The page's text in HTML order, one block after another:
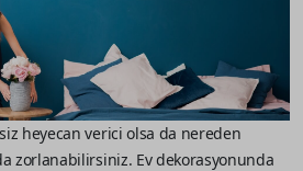
heyecan verici olsa da nereden
zorlanabilirsiniz. Ev dekorasyonunda